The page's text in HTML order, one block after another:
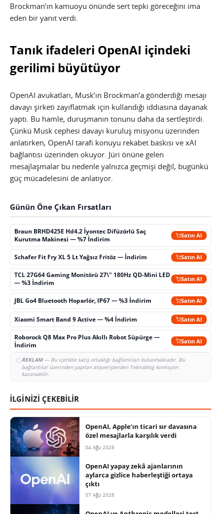
Brockman’ın kamuoyu önünde sert tepki göreceğini ima
eden bir yanıt verdi.
Tanık ifadeleri OpenAI içindeki
gerilimi büyütüyor
OpenAI avukatları, Musk’ın Brockman’a gönderdiği mesajı
davayı şirketi zayıflatmak için kullandığı iddiasına dayanak
yaptı. Bu hamle, duruşmanın tonunu daha da sertleştirdi.
Çünkü Musk cephesi davayı kuruluş misyonu üzerinden
anlatırken, OpenAI tarafı konuyu rekabet baskısı ve xAI
bağlantısı üzerinden okuyor. Jüri önüne gelen
mesajlaşmalar bu nedenle yalnızca geçmişi değil, bugünkü
güç mücadelesini de anlatıyor.
Günün Öne Çıkan Fırsatları
Braun BRHD425E Hd4.2 İyontec Difüzörlü Saç
Kurutma Makinesi — %7 İndirim
Satın Al
Schafer Fit Fry XL 5 Lt Yağsız Fritöz — İndirim Satın Al
TCL 27G64 Gaming Monitörü 27\" 180Hz QD-Mini LED
— %3 İndirim
Satın Al
JBL Go4 Bluetooth Hoparlör, IP67 — %3 İndirim Satın Al
Xiaomi Smart Band 9 Active — %4 İndirim Satın Al
Roborock Q8 Max Pro Plus Akıllı Robot Süpürge —
İndirim
Satın Al
REKLAM— Bu içerikte satış ortaklığı bağlantıları bulunmaktadır. Bu
bağlantılar üzerinden yapılan alışverişlerden Teknoblog komisyon
kazanabilir.
İLGİNİZİ ÇEKEBİLİR
OpenAI, Apple’ın ticari sır davasına
özel mesajlarla karşılık verdi
04 Ağu 2026
OpenAI yapay zekâ ajanlarının
aylarca gizlice haberleştiği ortaya
çıktı
07 Ağu 2026